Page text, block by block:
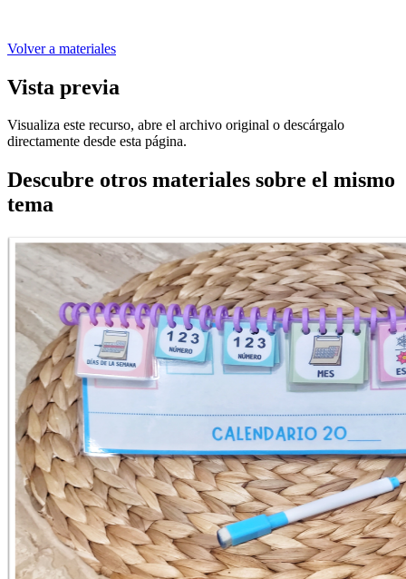
Volver a materiales
Vista previa
Visualiza este recurso, abre el archivo original o descárgalo
directamente desde esta página.
Descubre otros materiales sobre el mismo
tema